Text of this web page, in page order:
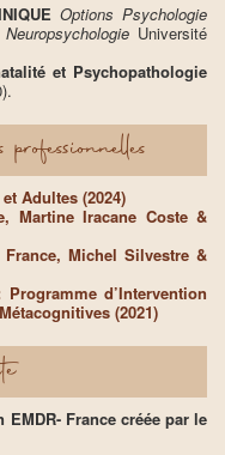
Options Psychologie
Université
et Psychopathologie
Adultes (2024)
Martine Iracane Coste &
France, Michel Silvestre &
d’Intervention
(2021)
France créée par le